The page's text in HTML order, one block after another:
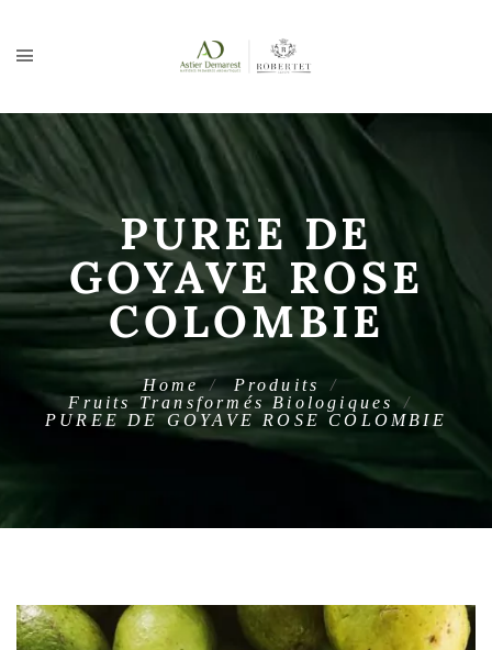
PUREE DE
GOYAVE ROSE
COLOMBIE
Home
Produits
Fruits Transformés Biologiques
PUREE DE GOYAVE ROSE COLOMBIE